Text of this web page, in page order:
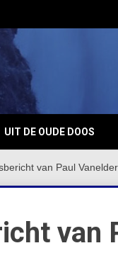
UIT DE OUDE DOOS
van Paul
van